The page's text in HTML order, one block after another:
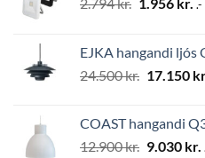
2.794 kr..
.-
EJKA hangandi ljós
24.500kr. Original
24.500
17.150
COAST hangandi
12.900kr. Original
9.030 kr.